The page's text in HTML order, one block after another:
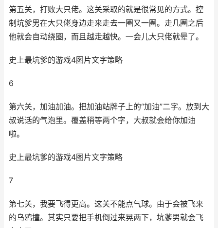
第五关，打败大只佬。这关采取的就是很常见的方式。控
制坑爹男在大只佬身边走来走去一圈又一圈。走几圈之后
他就会自动绕圈，而且越走越快。一会儿大只佬就晕了。
史上最坑爹的游戏4图片文字策略
6
第六关，加油加油。把加油站牌子上的“加油”二字。放到大
叔说话的气泡里。覆盖稍等两个字，大叔就会给你加油
啦。
史上最坑爹的游戏4图片文字策略
7
第七关，我要飞得更高。这关不能点气球。由于会被飞来
的乌鸦撞。其实只要把手机倒过来晃两下，坑爹男就会飞